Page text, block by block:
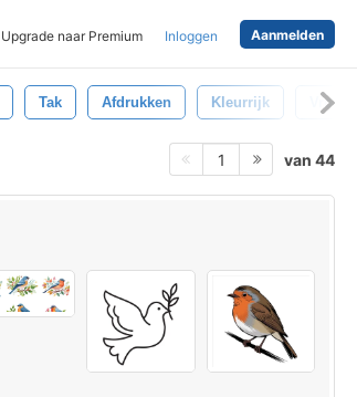
Upgrade naar Premium Inloggen Aanmelden
Tak Afdrukken Kleurrijk Vrolijk
1 van 44